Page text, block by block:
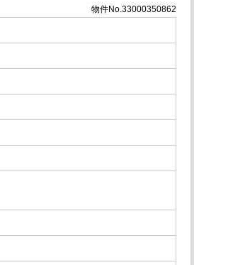
物件No.33000350862